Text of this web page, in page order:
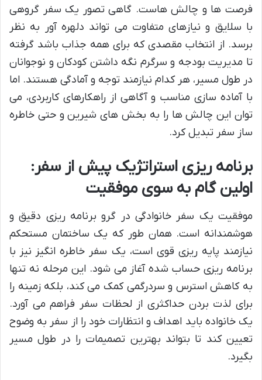
فرصت ها و چالش هاست. گاهی تصور یک سفر گروهی
با سلایق و نیازهای متفاوت می تواند دلهره آور به نظر
برسد. از انتخاب مقصدی که برای همه جذاب باشد گرفته
تا مدیریت بودجه و سرگرم نگه داشتن کودکان و نوجوانان
در طول مسیر، هر کدام نیازمند توجه و آمادگی هستند. اما
با آماده سازی مناسب و آگاهی از راهکارهای کاربردی، می
توان این چالش ها را به بخش های شیرین و حتی خاطره
ساز سفر تبدیل کرد.
برنامه ریزی استراتژیک پیش از سفر:
اولین گام به سوی موفقیت
موفقیت یک سفر خانوادگی در گرو برنامه ریزی دقیق و
هوشمندانه است. همان طور که یک ساختمان مستحکم
نیازمند پایه ریزی قوی است، یک سفر خاطره انگیز نیز با
برنامه ریزی حساب شده آغاز می شود. این مرحله نه تنها
به کاهش استرس و سردرگمی کمک می کند، بلکه زمینه را
برای لذت بردن حداکثری از لحظات سفر فراهم می آورد.
یک خانواده باید اهداف و انتظارات خود را از سفر به وضوح
تعیین کند تا بتواند بهترین تصمیمات را در طول مسیر
بگیرد.